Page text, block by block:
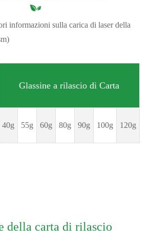
informazioni sulla carica di laser della
Glassine a rilascio di Carta
40g 55g 60g 80g 90g 100g 120g
della carta di rilascio